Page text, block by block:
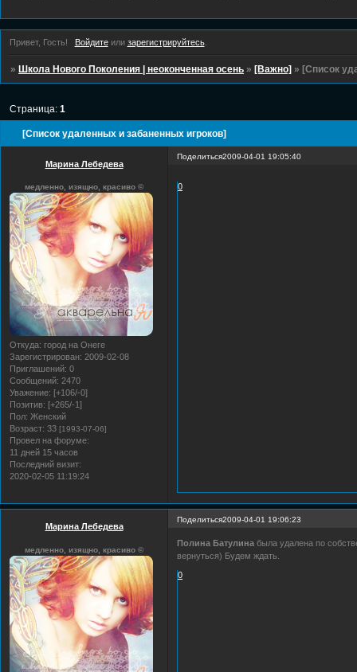
Привет, Гость! Войдитеили зарегистрируйтесь.
» Школа Нового Поколения | неоконченная осень » [Важно] » [Список
[Список удаленных и забаненных игроков]
Страница:1
Поделиться2009-04-01 19:05:40
Марина Лебедева
медленно, изящно, красиво ©
Откуда: город на Онеге
Зарегистрирован: 2009-02-08
Приглашений: 0
Сообщений: 2470
Уважение: [+106/-0]
Позитив: [+265/-1]
Пол: Женский
Возраст: 33 [1993-07-06]
Провел на форуме:
11 дней 15 часов
Последний визит:
2020-02-05 11:19:24
0
Поделиться2009-04-01 19:06:23
Марина Лебедева
медленно, изящно, красиво ©
Полина Батулина была удалена по
вернуться) Будем ждать.
0